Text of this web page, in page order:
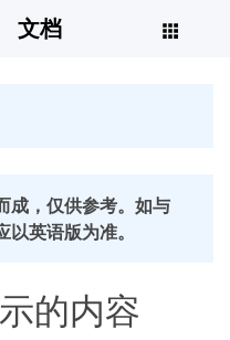
文档
成，仅供参考。如与
英语版为准。
的内容